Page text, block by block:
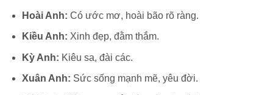
Hoài Anh: Có ước mơ, hoài bão rõ ràng.
Kiều Anh: Xinh đẹp, đằm thắm.
Kỳ Anh: Kiêu sa, đài các.
Xuân Anh: Sức sống mạnh mẽ, yêu đời.